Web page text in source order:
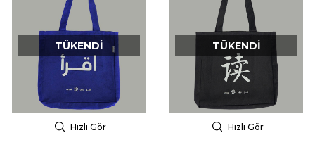
Hızlı Gör
TÜKENDI
Hızlı Gör
TÜKENDI